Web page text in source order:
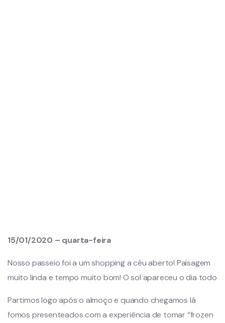
15/01/2020 – quarta-feira
Nosso passeio foi a um shopping a céu aberto! Paisagem
muito linda e tempo muito bom! O sol apareceu o dia todo
Partimos logo após o almoço e quando chegamos lá
fomos presenteados com a experiência de tomar “frozen